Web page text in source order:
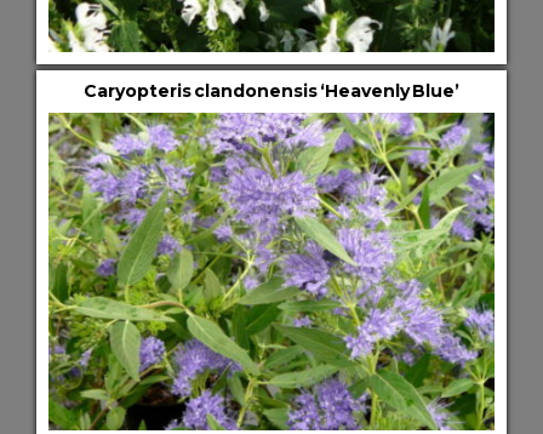
Caryopteris clandonensis ‘Heavenly Blue’